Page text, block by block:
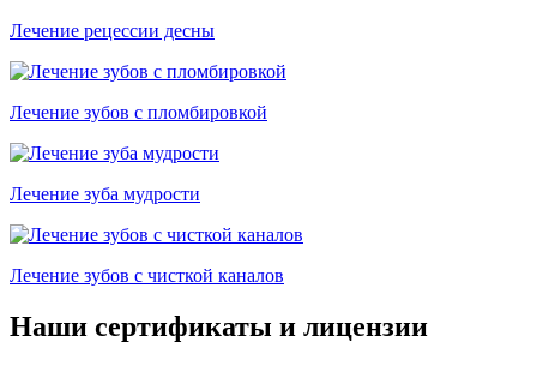
Лечение рецессии десны
Лечение зубов с пломбировкой
Лечение зуба мудрости
Лечение зубов с чисткой каналов
Наши сертификаты и лицензии